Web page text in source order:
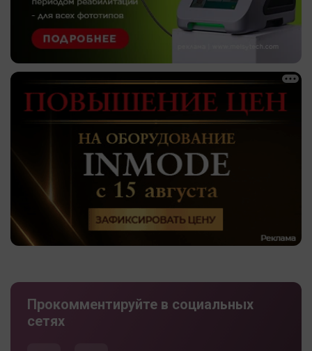
Прокомментируйте в социальных
сетях